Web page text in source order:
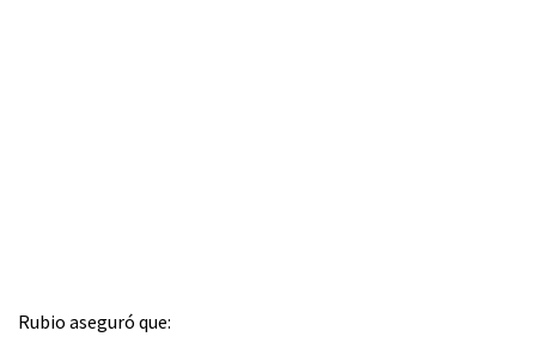
Rubio aseguró que: